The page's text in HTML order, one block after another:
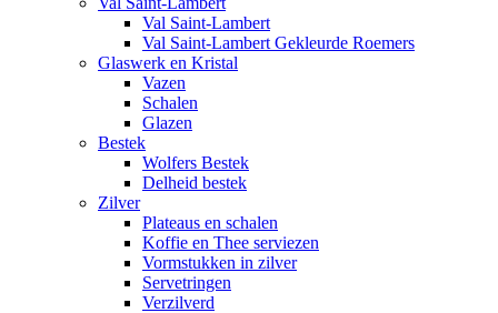
Val Saint-Lambert
Val Saint-Lambert Gekleurde Roemers
Glaswerk en Kristal
Vazen
Schalen
Glazen
Bestek
Wolfers Bestek
Delheid bestek
Zilver
Plateaus en schalen
Koffie en Thee serviezen
Vormstukken in zilver
Servetringen
Verzilverd